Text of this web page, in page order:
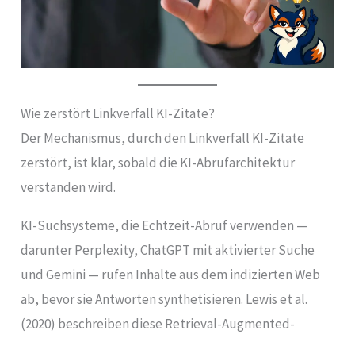
Wie zerstört Linkverfall KI-Zitate?
Der Mechanismus, durch den Linkverfall KI-Zitate
zerstört, ist klar, sobald die KI-Abrufarchitektur
verstanden wird.
KI-Suchsysteme, die Echtzeit-Abruf verwenden —
darunter Perplexity, ChatGPT mit aktivierter Suche
und Gemini — rufen Inhalte aus dem indizierten Web
ab, bevor sie Antworten synthetisieren. Lewis et al.
(2020) beschreiben diese Retrieval-Augmented-